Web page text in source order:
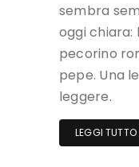
sembra
oggi
pecorino
pepe. Una
leggere.
LEGGI TUTTO